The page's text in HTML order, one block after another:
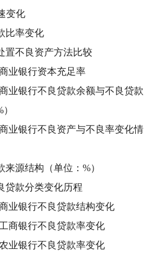
变化
比率变化
置不良资产方法比较
业银行资本充足率
业银行不良贷款余额与不良贷款
业银行不良资产与不良率变化情
源结构（单位：%）
贷款分类变化历程
业银行不良贷款结构变化
商银行不良贷款率变化
业银行不良贷款率变化